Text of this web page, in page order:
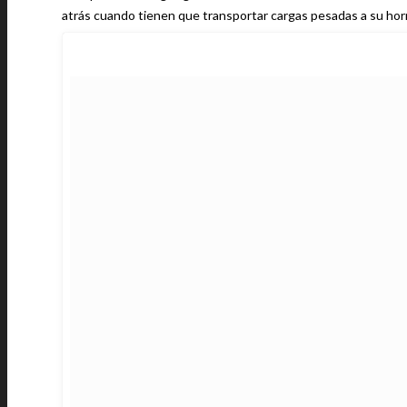
atrás cuando tienen que transportar cargas pesadas a su